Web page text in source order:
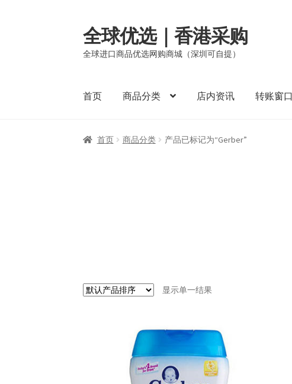
Skip
to
navigation
Skip
to
content
全球优选｜香港采购
全球进口商品优选网购商城（深圳可自提）
首页 商品分类 店内资讯 转账窗口
首页 商品分类 产品已标记为“Gerber”
显示单一结果